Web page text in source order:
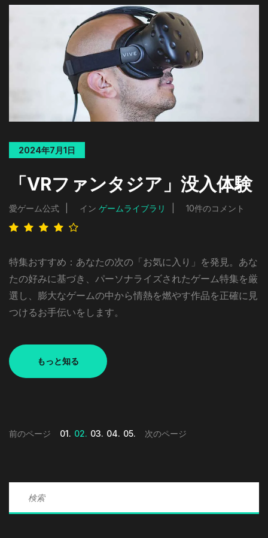
2024年7月1日
「VRファンタジア」没入体験
愛ゲーム公式 イン ゲームライブラリ 10件のコメント
特集おすすめ：あなたの次の「お気に入り」を発見。あな
たの好みに基づき、パーソナライズされたゲーム特集を厳
選し、膨大なゲームの中から情熱を燃やす作品を正確に見
つけるお手伝いをします。
もっと知る
前のページ 01. 02. 03. 04. 05. 次のページ